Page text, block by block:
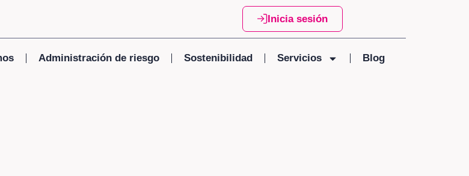
Inicia sesión
Administración de riesgo Sostenibilidad Servicios Blog